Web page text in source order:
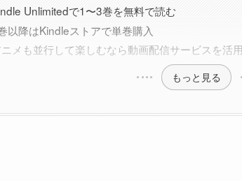
Unlimitedで1〜3巻を無料で読む
以降はKindleストアで単巻購入
メも並行して楽しむなら動画配信サービスを活用
もっと見る